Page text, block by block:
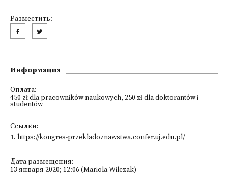
Разместить:
Информация
Оплата:
450 zł dla pracowników naukowych, 250 zł dla doktorantów i
studentów
Ссылки:
1. https://kongres-przekladoznawstwa.confer.uj.edu.pl/
Дата размещения:
13 января 2020; 12:06 (Mariola Wilczak)